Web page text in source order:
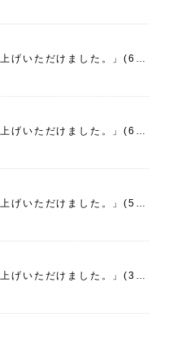
「合わせてお買い上げいただけました。」(6/9)
「合わせてお買い上げいただけました。」(6/2)
「合わせてお買い上げいただけました。」(5/19)
「合わせてお買い上げいただけました。」(3/21)